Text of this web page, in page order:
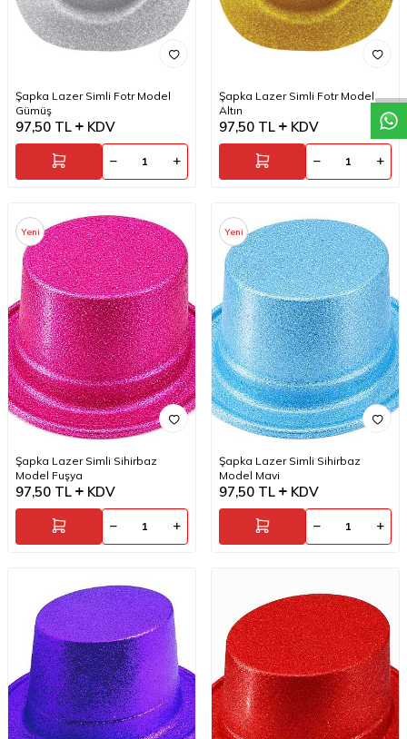
W
h
a
t
a
p
p
D
e
s
t
e
H
a
t
t
Şapka Lazer Simli Fotr Model
Gümüş
97,50 TL KDV
Şapka Lazer Simli Fotr Model
Altın
97,50 TL KDV
Yeni
Şapka Lazer Simli Sihirbaz
Model Fuşya
97,50 TL KDV
Yeni
Şapka Lazer Simli Sihirbaz
Model Mavi
97,50 TL KDV